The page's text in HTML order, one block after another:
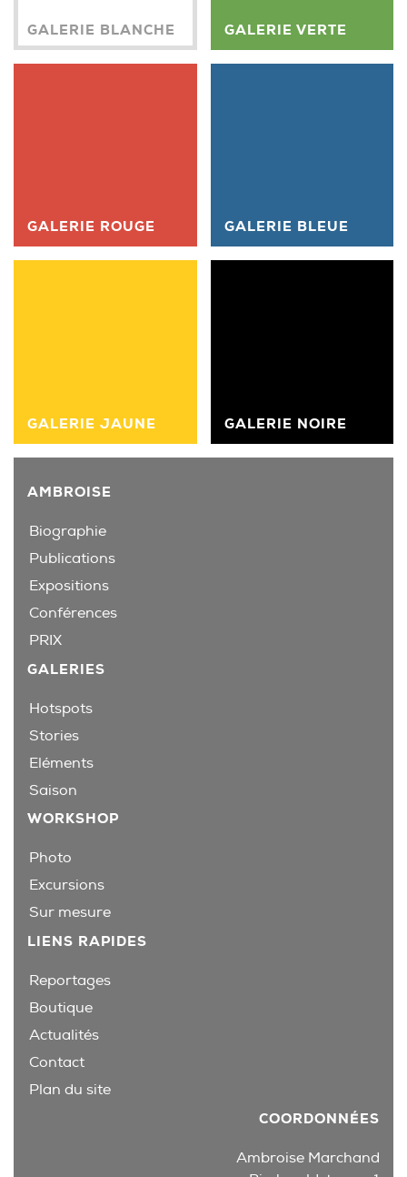
GALERIE BLANCHE GALERIE VERTE
GALERIE ROUGE GALERIE BLEUE
GALERIE JAUNE GALERIE NOIRE
AMBROISE
Biographie
Publications
Expositions
Conférences
PRIX
GALERIES
Hotspots
Stories
Eléments
Saison
WORKSHOP
Photo
Excursions
Sur mesure
LIENS RAPIDES
Reportages
Boutique
Actualités
Contact
Plan du site
COORDONNÉES
Ambroise Marchand